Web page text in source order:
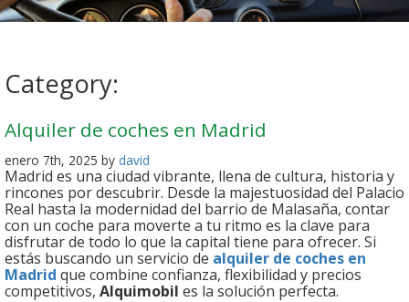
Category:
Alquiler de coches en Madrid
enero 7th, 2025 by david
Madrid es una ciudad vibrante, llena de cultura, historia y
rincones por descubrir. Desde la majestuosidad del Palacio
Real hasta la modernidad del barrio de Malasaña, contar
con un coche para moverte a tu ritmo es la clave para
disfrutar de todo lo que la capital tiene para ofrecer. Si
estás buscando un servicio de alquiler de coches en
Madrid que combine confianza, flexibilidad y precios
competitivos, Alquimobil es la solución perfecta.